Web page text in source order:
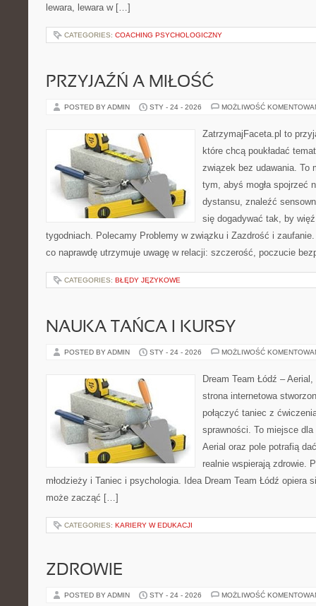
lewara, lewara w […]
CATEGORIES: COACHING PSYCHOLOGICZNY
PRZYJAŹŃ A MIŁOŚĆ
POSTED BY ADMIN STY - 24 - 2026 MOŻLIWOŚĆ
ZatrzymajFaceta.pl to
które chcą poukładać
związek bez udawania. To
tym, abyś mogła spojrzeć
dystansu, znaleźć
się dogadywać tak, by
tygodniach. Polecamy Problemy w związku i Zazdrość i
co naprawdę utrzymuje uwagę w relacji: szczerość, poczucie
CATEGORIES: BŁĘDY JĘZYKOWE
NAUKA TAŃCA I KURSY
POSTED BY ADMIN STY - 24 - 2026 MOŻLIWOŚĆ
Dream Team Łódź –
strona internetowa
połączyć taniec z
sprawności. To miejsce
Aerial oraz pole potrafią
realnie wspierają zdrowie.
młodzieży i Taniec i psychologia. Idea Dream Team Łódź opiera
może zacząć […]
CATEGORIES: KARIERY W EDUKACJI
ZDROWIE
POSTED BY ADMIN STY - 24 - 2026 MOŻLIWOŚĆ